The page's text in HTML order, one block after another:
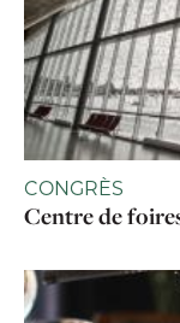
CONGRÈS
Centre de